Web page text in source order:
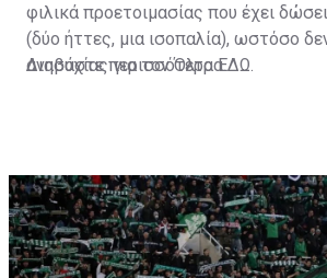
φιλικά προετοιμασίας που έχει
(δύο ήττες, μια ισοπαλία), ωστόσο
ανησυχίας για τον Όλτρα.
Διαβάστε περισσότεραΕΔΩ